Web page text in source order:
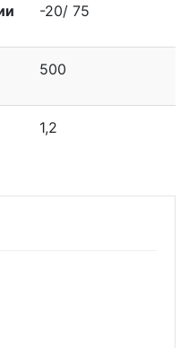
-20/ 75
500
1,2